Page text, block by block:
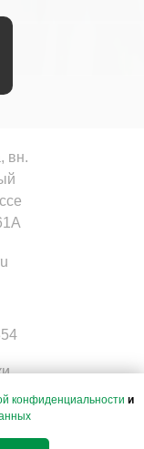
вн.
конфиденциальности и